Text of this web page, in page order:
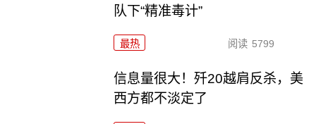
队下“精准毒计”
最热 阅读 5799
信息量很大！歼20越肩反杀，美
西方都不淡定了